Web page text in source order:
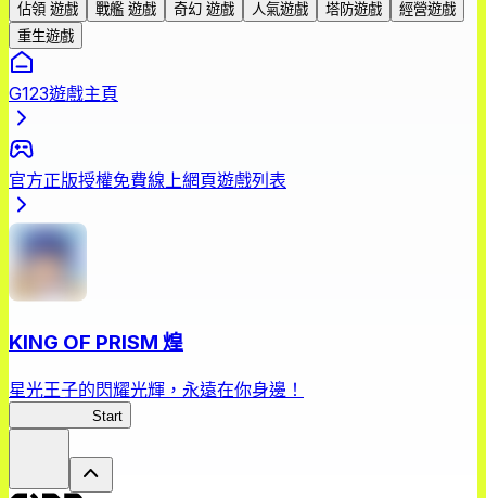
佔領 遊戲
戰艦 遊戲 奇幻 遊戲 人氣遊戲 塔防遊戲
經營遊戲
重生遊戲
G123遊戲主頁
官方正版授權免費線上網頁遊戲列表
KING OF PRISM 煌
星光王子的閃耀光輝，永遠在你身邊！
Start